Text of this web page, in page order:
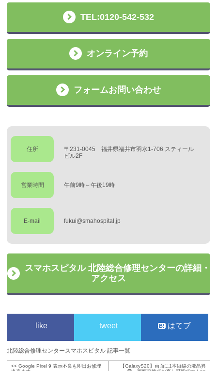
TEL:0120-542-532
オンライン予約
フォームお問い合わせ
住所
〒231-0045 福井県福井市羽水1-706 スティール
ビル2F
営業時間 午前9時～午後19時
E-mail fukui@smahospital.jp
スマホスピタル 北陸総合修理センターの詳細・
アクセス
like tweet はてブ
北陸総合修理センタースマホスピタル 記事一覧
<<Google Pixel 9 表示不良も即日お修理
【GalaxyS20】画面に1本縦線の液晶異